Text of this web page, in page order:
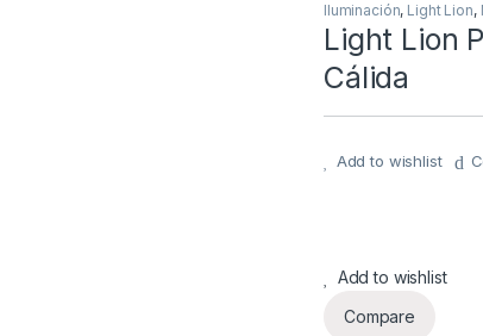
Iluminación, Light Lion,
Light Lion
Cálida
Add to wishlist
Add to wishlist
Compare